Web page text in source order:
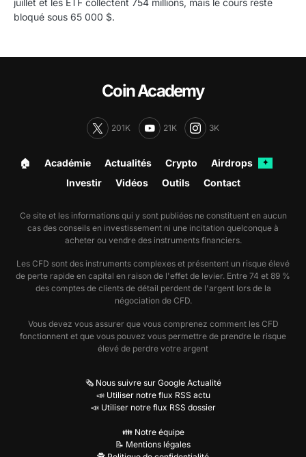
juillet et les ETF collectent 754 millions, mais le cours reste
bloqué sous 65 000 $.
Coin Academy
201K 21K 3K
🏠︎ Académie Actualités Crypto Airdrops ✦
Investir Vidéos Outils Contact
Ce site et les informations qui y sont publiées ne constituent en aucun
cas des conseils en investissement ni une incitation quelconque à
acheter ou vendre des instruments financiers.
Les CFD sont des instruments complexes et présentent un risque élevé
de perte rapide en capital en raison de l'effet de levier. Entre 74 et 89 %
des comptes de clients de détail perdent de l'argent lors de la
négociation de CFD.
Vous devez vous assurer que vous comprenez comment les CFD
fonctionnent et que vous pouvez vous permettre de prendre le risque
élevé de perdre votre argent
🗞️ Nous suivre sur Google Actualité
📣 Utiliser notre flux RSS actu
📣 Utiliser notre flux RSS dossier
👪 Notre équipe
📝 Mentions légales